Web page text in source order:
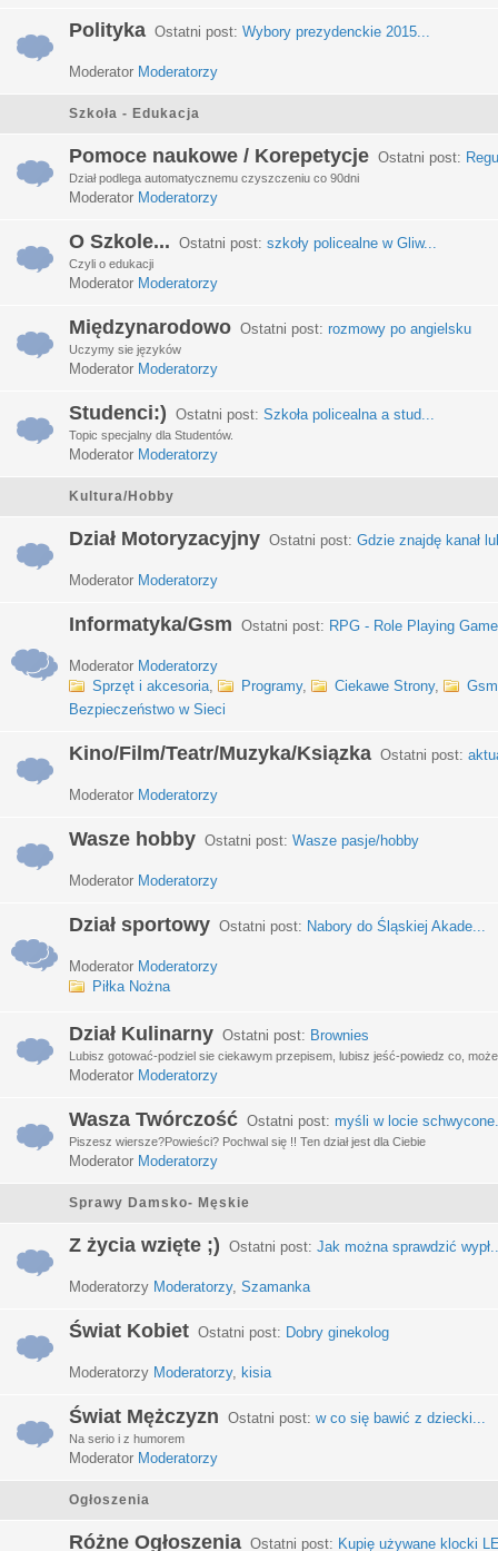
Polityka Ostatni post: Wybory prezydenckie 2015...
Moderator Moderatorzy
Szkoła - Edukacja
Pomoce naukowe / Korepetycje Ostatni post:
Dział podlega automatycznemu czyszczeniu co 90dni
Moderator Moderatorzy
O Szkole... Ostatni post: szkoły policealne w Gliw...
Czyli o edukacji
Moderator Moderatorzy
Międzynarodowo Ostatni post: rozmowy po angielsku
Uczymy sie języków
Moderator Moderatorzy
Studenci:) Ostatni post: Szkoła policealna a stud...
Topic specjalny dla Studentów.
Moderator Moderatorzy
Kultura/Hobby
Dział Motoryzacyjny Ostatni post: Gdzie znajdę kanał
Moderator Moderatorzy
Informatyka/Gsm Ostatni post: RPG - Role Playing
Moderator Moderatorzy
Sprzęt i akcesoria, Programy, Ciekawe Strony,
Gsm
Bezpieczeństwo w Sieci
Kino/Film/Teatr/Muzyka/Ksiązka Ostatni post:
Moderator Moderatorzy
Wasze hobby Ostatni post: Wasze pasje/hobby
Moderator Moderatorzy
Dział sportowy Ostatni post: Nabory do Śląskiej Akade...
Moderator Moderatorzy
Piłka Nożna
Dział Kulinarny Ostatni post: Brownies
Lubisz gotować-podziel sie ciekawym przepisem, lubisz jeść-powiedz co,
Moderator Moderatorzy
Wasza Twórczość Ostatni post: myśli w locie
Piszesz wiersze?Powieści? Pochwal się !! Ten dział jest dla Ciebie
Moderator Moderatorzy
Sprawy Damsko- Męskie
Z życia wzięte ;) Ostatni post: Jak można sprawdzić
Moderatorzy Moderatorzy, Szamanka
Świat Kobiet Ostatni post: Dobry ginekolog
Moderatorzy Moderatorzy, kisia
Świat Mężczyzn Ostatni post: w co się bawić z dziecki...
Na serio i z humorem
Moderator Moderatorzy
Ogłoszenia
Różne Ogłoszenia Ostatni post: Kupię używane klocki